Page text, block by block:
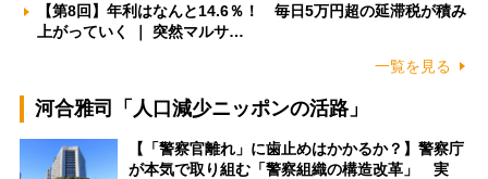
【第8回】年利はなんと14.6％！ 毎日5万円超の延滞税が積み
上がっていく ｜ 突然マルサ…
一覧を見る
河合雅司「人口減少ニッポンの活路」
【「警察官離れ」に歯止めはかかるか？】警察庁
が本気で取り組む「警察組織の構造改革」 実